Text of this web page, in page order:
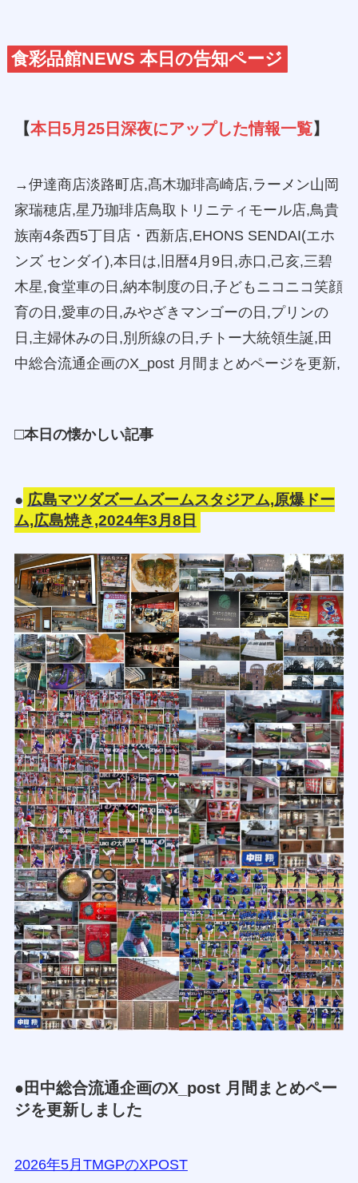
食彩品館NEWS 本日の告知ページ
【本日5月25日深夜にアップした情報一覧】
→伊達商店淡路町店,髙木珈琲高崎店,ラーメン山岡
家瑞穂店,星乃珈琲店鳥取トリニティモール店,鳥貴
族南4条西5丁目店・西新店,EHONS SENDAI(エホ
ンズ センダイ),本日は,旧暦4月9日,赤口,己亥,三碧
木星,食堂車の日,納本制度の日,子どもニコニコ笑顔
育の日,愛車の日,みやざきマンゴーの日,プリンの
日,主婦休みの日,別所線の日,チトー大統領生誕,田
中総合流通企画のX_post 月間まとめページを更新,
□本日の懐かしい記事
● 広島マツダズームズームスタジアム,原爆ドー
ム,広島焼き,2024年3月8日
●田中総合流通企画のX_post 月間まとめペー
ジを更新しました
2026年5月TMGPのXPOST